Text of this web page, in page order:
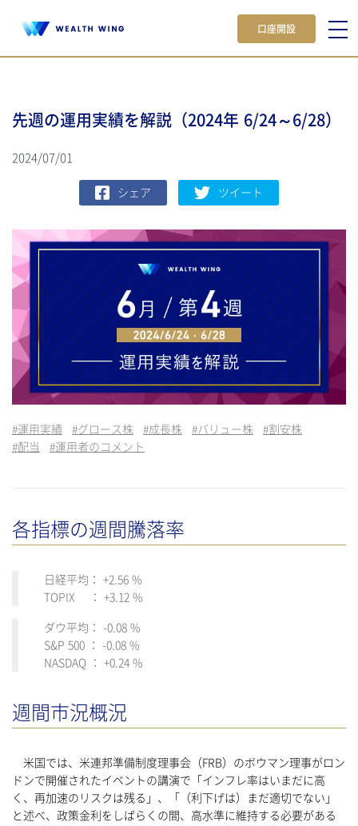
口座開設
先週の運用実績を解説（2024年 6/24～6/28）
2024/07/01
シェア ツイート
#運用実績 #グロース株 #成長株 #バリュー株 #割安株
#配当 #運用者のコメント
各指標の週間騰落率
日経平均： +2.56 %
TOPIX ： +3.12 %
ダウ平均： -0.08 %
S&P 500 ： -0.08 %
NASDAQ ： +0.24 %
週間市況概況
米国では、米連邦準備制度理事会（FRB）のボウマン理事がロン
ドンで開催されたイベントの講演で「インフレ率はいまだに高
く、再加速のリスクは残る」、「（利下げは）まだ適切でない」
と述べ、政策金利をしばらくの間、高水準に維持する必要がある